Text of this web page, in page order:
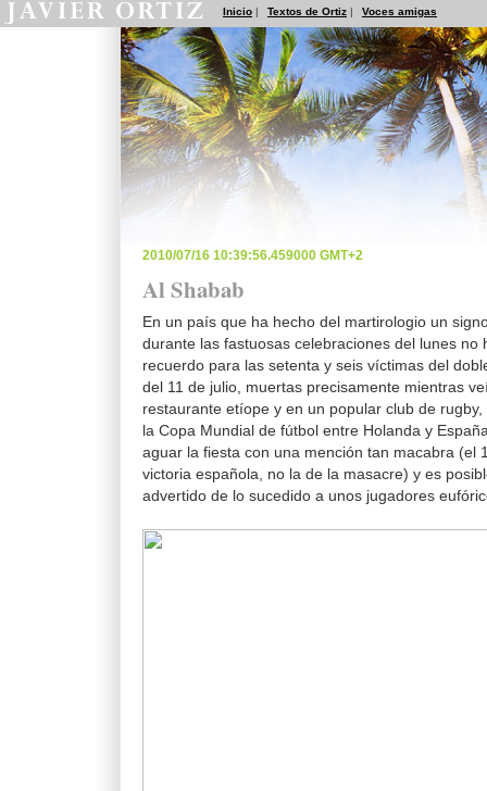
Inicio | Textos de Ortiz | Voces amigas
2010/07/16 10:39:56.459000 GMT+2
Al Shabab
En un país que ha hecho del martirologio un
durante las fastuosas celebraciones del lunes no
recuerdo para las setenta y seis víctimas del
del 11 de julio, muertas precisamente mientras
restaurante etíope y en un popular club de
la Copa Mundial de fútbol entre Holanda y
aguar la fiesta con una mención tan macabra (el
victoria española, no la de la masacre) y es
advertido de lo sucedido a unos jugadores